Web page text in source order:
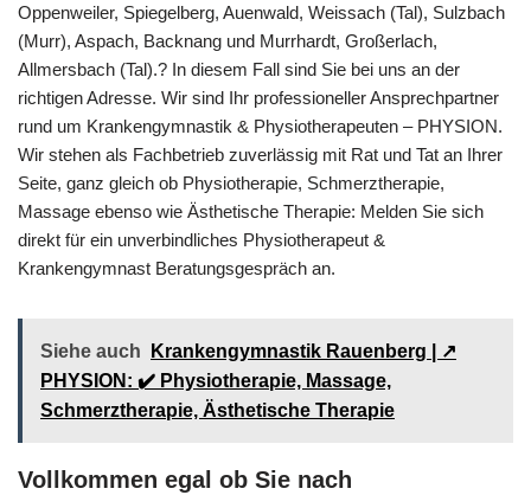
Oppenweiler, Spiegelberg, Auenwald, Weissach (Tal), Sulzbach
(Murr), Aspach, Backnang und Murrhardt, Großerlach,
Allmersbach (Tal).? In diesem Fall sind Sie bei uns an der
richtigen Adresse. Wir sind Ihr professioneller Ansprechpartner
rund um Krankengymnastik & Physiotherapeuten – PHYSION.
Wir stehen als Fachbetrieb zuverlässig mit Rat und Tat an Ihrer
Seite, ganz gleich ob Physiotherapie, Schmerztherapie,
Massage ebenso wie Ästhetische Therapie: Melden Sie sich
direkt für ein unverbindliches Physiotherapeut &
Krankengymnast Beratungsgespräch an.
Siehe auch
Krankengymnastik Rauenberg | ↗️
PHYSION: ✔️ Physiotherapie, Massage,
Schmerztherapie, Ästhetische Therapie
Vollkommen egal ob Sie nach